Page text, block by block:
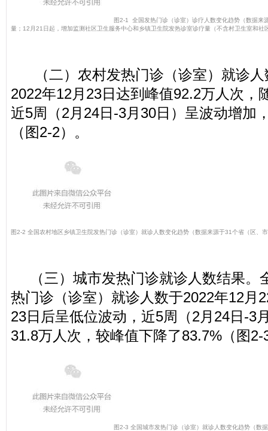
图2-1 全国发热门诊（诊室）诊疗人数变化趋势 （数据
量；12月21日起，增加监测社区卫生服务中心和乡镇卫生院发热诊室诊疗量（不含村卫生室和社
（二）农村发热门诊（诊室）就诊
2022年12月23日达到峰值92.2万人次
近5周（2月24日-3月30日）呈波动增加
（图2-2）。
图2-2 全国农村地区乡镇卫生院发热门诊（诊室）就诊人数变化趋势 （数据来源于31个省（区、
（三）城市发热门诊就诊人数结果
热门诊（诊室）就诊人数于2022年12月
23日后呈低位波动，近5周（2月24日-3
31.8万人次，较峰值下降了83.7%（图2-
图2-3 全国城市发热门诊（诊室）就诊人数变化趋势 （数